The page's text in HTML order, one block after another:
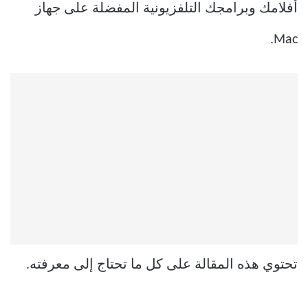
أفلامك وبرامجك التلفزيونية المفضلة على جهاز
Mac.
تحتوي هذه المقالة على كل ما تحتاج إلى معرفته.